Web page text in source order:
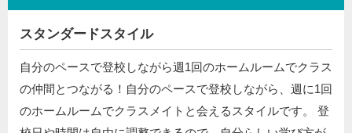
スタンダードスタイル
自分のペースで登校しながら週1回のホームルームでクラス
の仲間とつながる！自分のペースで登校しながら、週に1回
のホームルームでクラスメイトと会えるスタイルです。 登